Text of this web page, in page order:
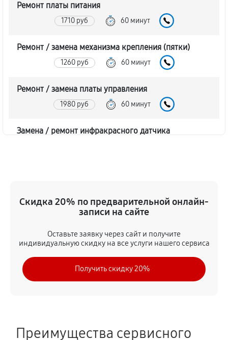
Ремонт платы питания
1710 руб 60 минут
Ремонт / замена механизма крепления (пятки)
1260 руб 60 минут
Ремонт / замена платы управления
1980 руб 60 минут
Замена / ремонт инфракрасного датчика
Замена ультразвукового мотора
60 минут
Скидка 20% по предварительной онлайн-
записи на сайте
Оставьте заявку через сайт и получите
индивидуальную скидку на все услуги нашего сервиса
Получить скидку 20%
Преимущества сервисного